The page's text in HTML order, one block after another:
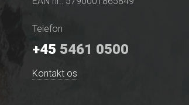
Telefon
+45 5461 0500
Kontakt os